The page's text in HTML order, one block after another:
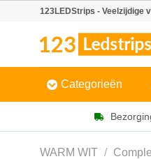
123LEDStrips - Veelzijdige
Categorieën
WARM WIT /